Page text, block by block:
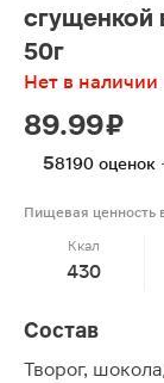
сгущенкой
50г
Нет в наличии
89.99 ₽
58190 оценок
Пищевая ценность
Ккал
430
Состав
Творог,